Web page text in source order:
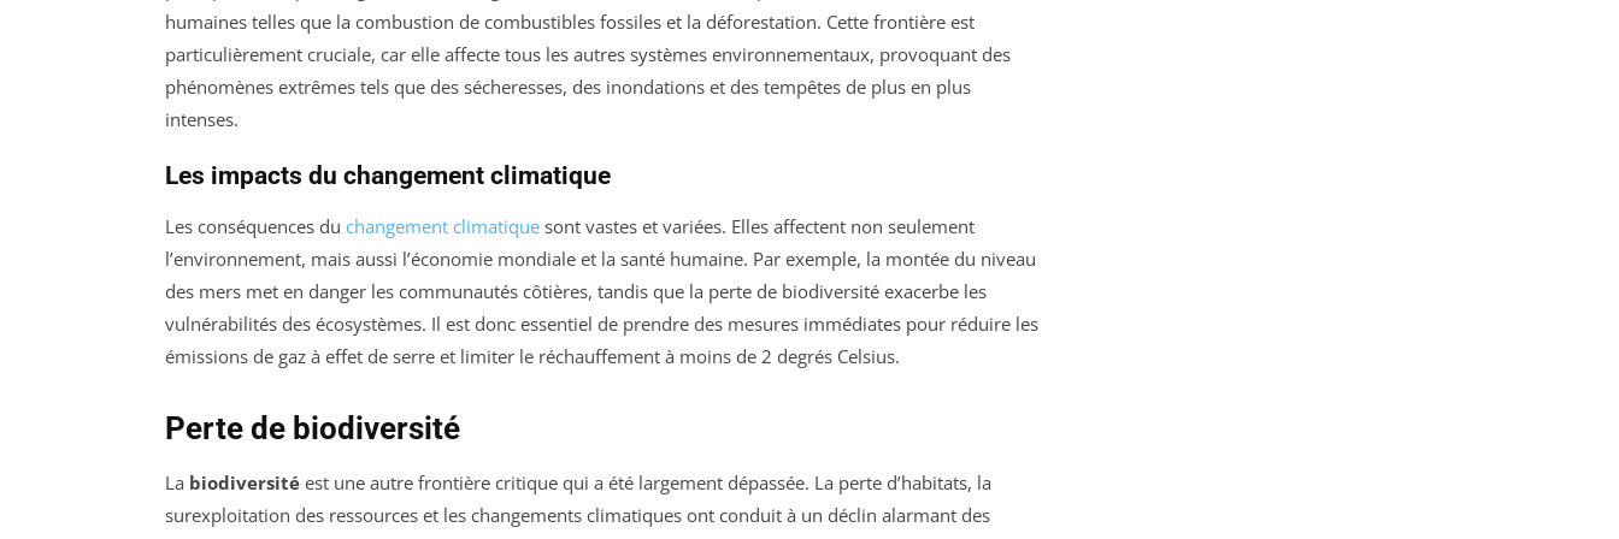
humaines telles que la combustion de combustibles fossiles et la déforestation. Cette frontière est
particulièrement cruciale, car elle affecte tous les autres systèmes environnementaux, provoquant des
phénomènes extrêmes tels que des sécheresses, des inondations et des tempêtes de plus en plus
intenses.
Les impacts du changement climatique
Les conséquences du changement climatique sont vastes et variées. Elles affectent non seulement
l’environnement, mais aussi l’économie mondiale et la santé humaine. Par exemple, la montée du niveau
des mers met en danger les communautés côtières, tandis que la perte de biodiversité exacerbe les
vulnérabilités des écosystèmes. Il est donc essentiel de prendre des mesures immédiates pour réduire les
émissions de gaz à effet de serre et limiter le réchauffement à moins de 2 degrés Celsius.
Perte de biodiversité
La biodiversité est une autre frontière critique qui a été largement dépassée. La perte d’habitats, la
surexploitation des ressources et les changements climatiques ont conduit à un déclin alarmant des